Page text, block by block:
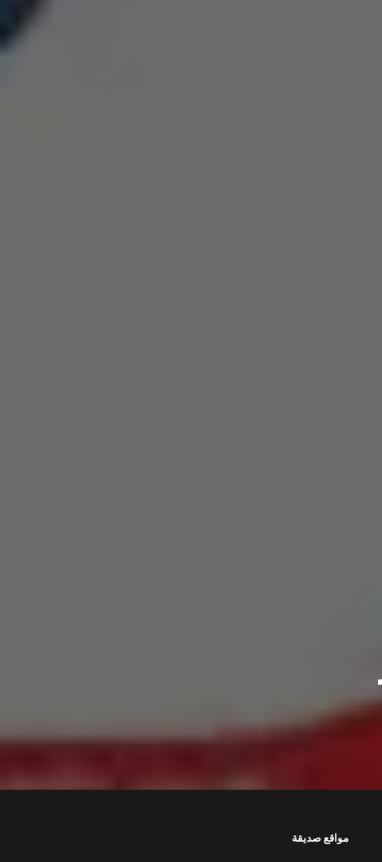
مواقع صديقة